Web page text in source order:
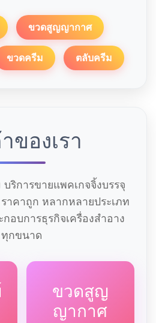
ขวดสูญญากาศ
ขวดครีม ตลับครีม
ของเรา
ริการขายแพคเกจจิ้งบรรจุ
าคาถูก หลากหลายประเภท
อบการธุรกิจเครื่องสำอาง
ทุกขนาด
ขวดสูญ
ญากาศ